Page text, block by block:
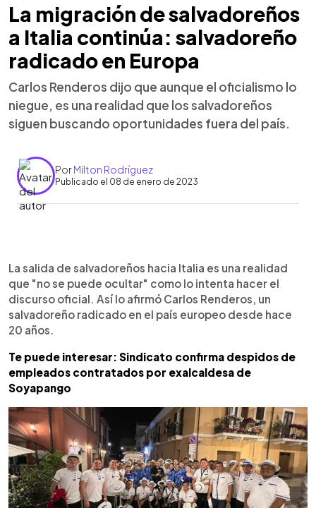
La migración de salvadoreños
a Italia continúa: salvadoreño
radicado en Europa
Carlos Renderos dijo que aunque el oficialismo lo
niegue, es una realidad que los salvadoreños
siguen buscando oportunidades fuera del país.
PorMilton Rodríguez
Publicado el 08 de enero de 2023
► Escuchar artículo
La salida de salvadoreños hacia Italia es una realidad
que "no se puede ocultar" como lo intenta hacer el
discurso oficial. Así lo afirmó Carlos Renderos, un
salvadoreño radicado en el país europeo desde hace
20 años.
Te puede interesar: Sindicato confirma despidos de
empleados contratados por exalcaldesa de
Soyapango